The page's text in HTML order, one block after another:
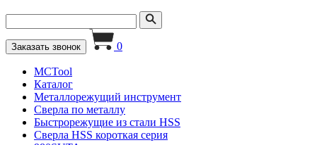
Заказать звонок 0
MCTool
Каталог
Металлорежущий инструмент
Сверла по металлу
Быстрорежущие из стали HSS
Сверла HSS короткая серия